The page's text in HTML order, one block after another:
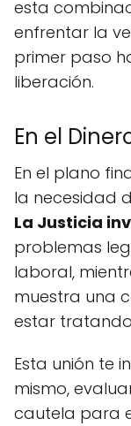
esta
enfrentar la
primer paso
liberación.
En el
En el plano
la necesidad
La Justicia
problemas
laboral,
muestra una
estar
Esta unión te
mismo,
cautela para